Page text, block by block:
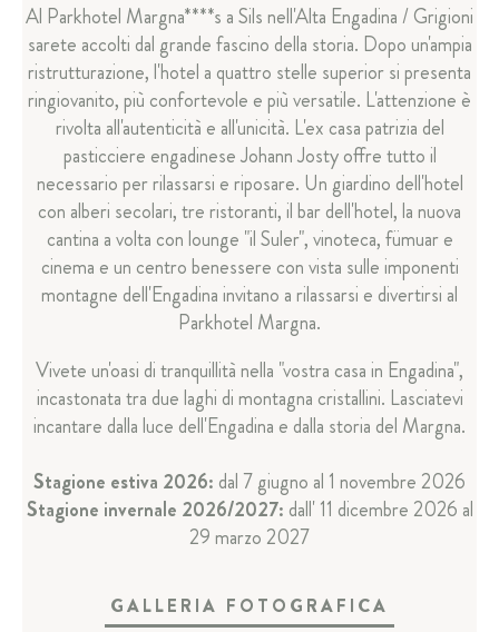
Al Parkhotel Margna****s a Sils nell'Alta Engadina / Grigioni
sarete accolti dal grande fascino della storia. Dopo un'ampia
ristrutturazione, l'hotel a quattro stelle superior si presenta
ringiovanito, più confortevole e più versatile. L'attenzione è
rivolta all'autenticità e all'unicità. L'ex casa patrizia del
pasticciere engadinese Johann Josty offre tutto il
necessario per rilassarsi e riposare. Un giardino dell'hotel
con alberi secolari, tre ristoranti, il bar dell'hotel, la nuova
cantina a volta con lounge "il Suler", vinoteca, fümuar e
cinema e un centro benessere con vista sulle imponenti
montagne dell'Engadina invitano a rilassarsi e divertirsi al
Parkhotel Margna.
Vivete un'oasi di tranquillità nella "vostra casa in Engadina",
incastonata tra due laghi di montagna cristallini. Lasciatevi
incantare dalla luce dell'Engadina e dalla storia del Margna.
Stagione estiva 2026: dal 7 giugno al 1 novembre 2026
Stagione invernale 2026/2027: dall' 11 dicembre 2026 al
29 marzo 2027
GALLERIA FOTOGRAFICA